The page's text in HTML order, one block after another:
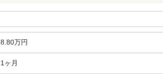
8.80万円
1ヶ月